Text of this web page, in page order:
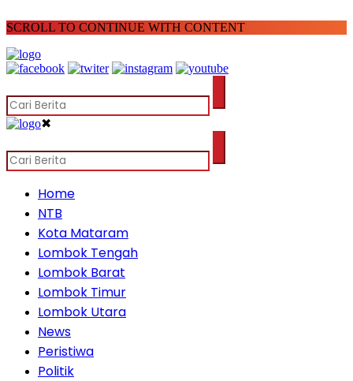
SCROLL TO CONTINUE WITH CONTENT
✖
Home
NTB
Kota Mataram
Lombok Tengah
Lombok Barat
Lombok Timur
Lombok Utara
News
Peristiwa
Politik